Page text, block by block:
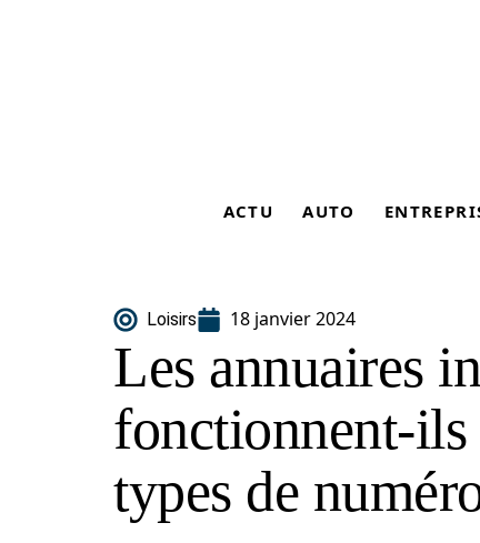
ACTU AUTO
Loisirs 18 janvier 2024
Les annuaires
fonctionnent-ils
types de